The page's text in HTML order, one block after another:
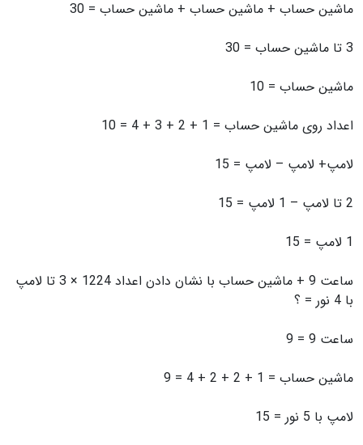
ماشین حساب + ماشین حساب + ماشین حساب = 30
3 تا ماشین حساب = 30
ماشین حساب = 10
اعداد روی ماشین حساب = 1 + 2 + 3 + 4 = 10
لامپ+ لامپ – لامپ = 15
2 تا لامپ – 1 لامپ = 15
1 لامپ = 15
ساعت 9 + ماشین حساب با نشان دادن اعداد 1224 × 3 تا لامپ
با 4 نور = ؟
ساعت 9 = 9
ماشین حساب = 1 + 2 + 2 + 4 = 9
لامپ با 5 نور = 15